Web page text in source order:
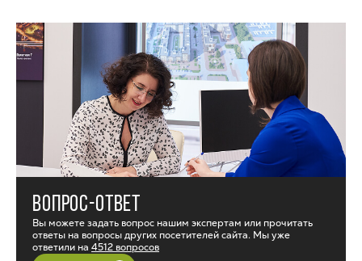
ВОПРОС-ОТВЕТ
Вы можете задать вопрос нашим экспертам или прочитать
ответы на вопросы других посетителей сайта. Мы уже
ответили на 4512 вопросов